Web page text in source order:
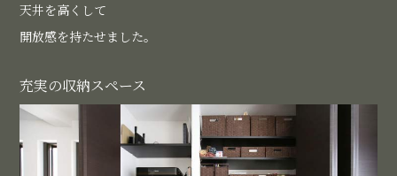
天井を高くして
開放感を持たせました。
充実の収納スペース